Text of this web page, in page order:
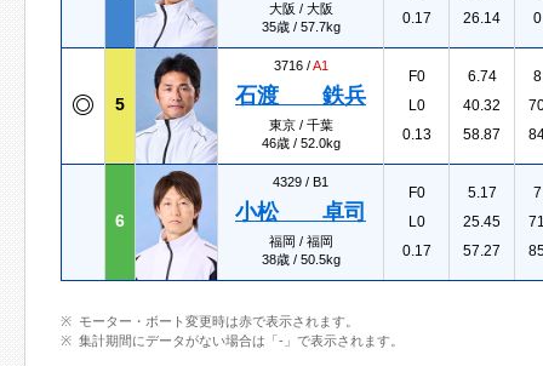
大阪 / 大阪
35歳 / 57.7kg
0.17
26.14
5
3716 /A1
石渡 鉄兵
東京 / 千葉
46歳 / 52.0kg
F0
L0
0.13
6.74
40.32
58.87
6
4329 / B1
小松 卓司
福岡 / 福岡
38歳 / 50.5kg
F0
L0
0.17
5.17
25.45
57.27
モーター・ボート変更時は赤で表示されます。
集計期間にデータがない場合は「-」で表示されます。